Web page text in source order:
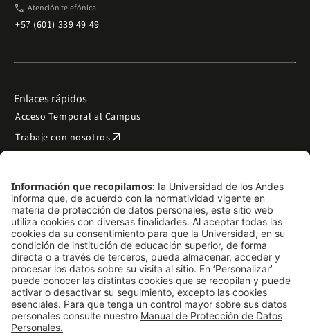
phone Atención telefónica
+57 (601) 339 49 49
Enlaces rápidos
Acceso Temporal al Campus
Trabaje con nosotrosarrow_outward
Preguntas frecuentes
Filantropía y donacionesarrow_outward
Mapa del sitio arrow_outward
Síguenos
LinkedIn
Instagram
Facebook